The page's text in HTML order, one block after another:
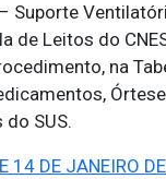
Suporte
de Leitos do
na
SUS.
14 DE JANEIRO